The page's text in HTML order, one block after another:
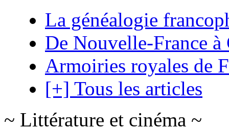
La généalogie
De Nouvelle-France à
Armoiries royales de
[+] Tous les articles
~ Littérature et cinéma ~